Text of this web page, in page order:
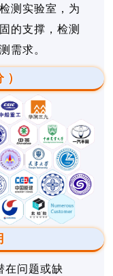
测实验室，为
的支撑，检测
需求。
在问题或缺